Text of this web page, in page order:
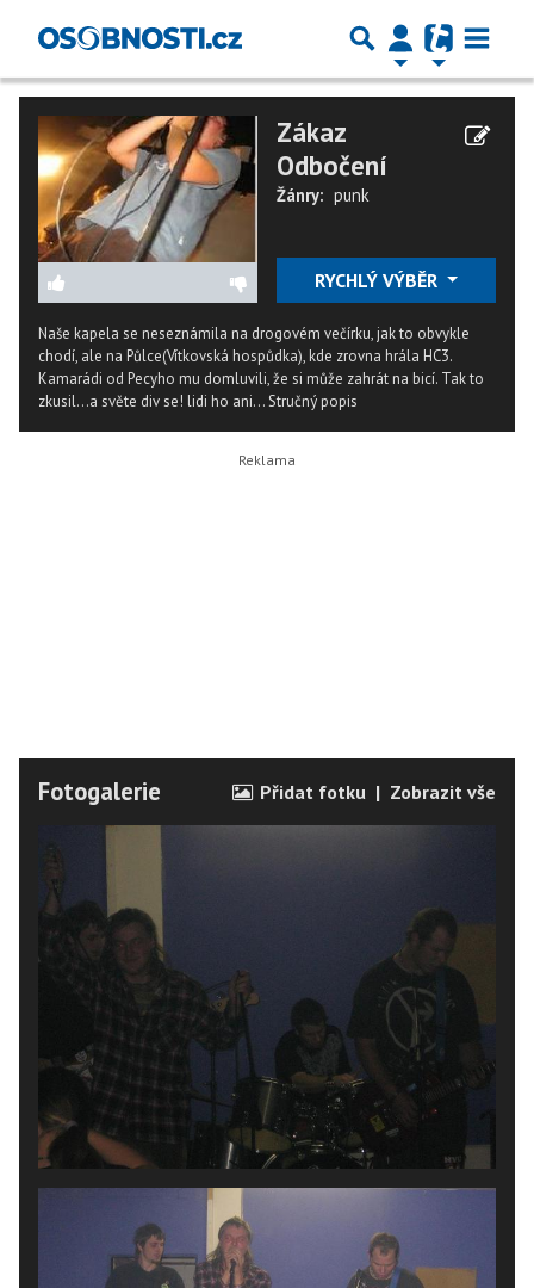
Zákaz
Odbočení
Žánry: punk
RYCHLÝ VÝBĚR
Naše kapela se neseznámila na drogovém večírku, jak to obvykle
chodí, ale na Půlce(Vítkovská hospůdka), kde zrovna hrála HC3.
Kamarádi od Pecyho mu domluvili, že si může zahrát na bicí. Tak to
zkusil...a světe div se! lidi ho ani...Stručný popis
Fotogalerie Přidat fotku | Zobrazit vše